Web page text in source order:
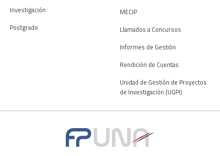
Investigación
Postgrado
MECIP
Llamados a Concursos
Informes de Gestión
Rendición de Cuentas
Unidad de Gestión de Proyectos
de Investigación (UGPI)